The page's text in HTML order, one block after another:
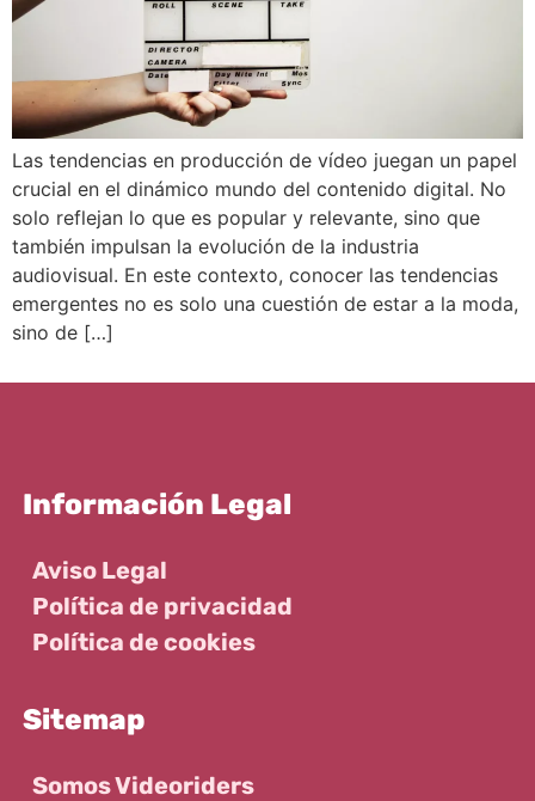
Las tendencias en producción de vídeo juegan un papel
crucial en el dinámico mundo del contenido digital. No
solo reflejan lo que es popular y relevante, sino que
también impulsan la evolución de la industria
audiovisual. En este contexto, conocer las tendencias
emergentes no es solo una cuestión de estar a la moda,
sino de […]
Información Legal
Aviso Legal
Política de privacidad
Política de cookies
Sitemap
Somos Videoriders